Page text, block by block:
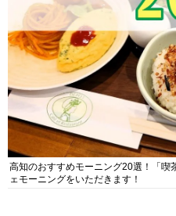
高知のおすすめモーニング20選！「喫
ェモーニングをいただきます！